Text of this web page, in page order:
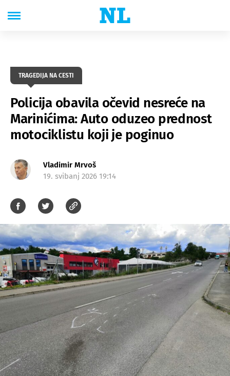
TRAGEDIJA NA CESTI
Policija obavila očevid nesreće na
Marinićima: Auto oduzeo prednost
motociklistu koji je poginuo
Vladimir Mrvoš
19. svibanj 2026 19:14